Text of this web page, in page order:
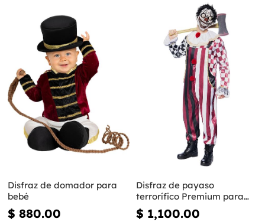
Disfraz de domador para
bebé
$ 880.00
Disfraz de payaso
terrorífico Premium para
hombre
$ 1,100.00